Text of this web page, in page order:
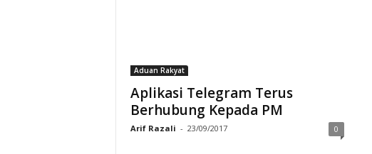
Aduan Rakyat
Aplikasi Telegram Terus
Berhubung Kepada PM
Arif Razali - 23/09/2017 0